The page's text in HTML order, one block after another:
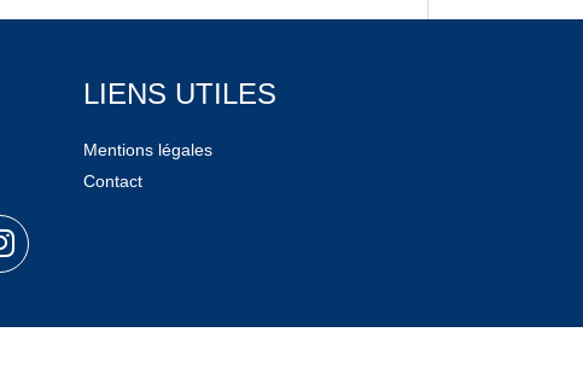
LIENS UTILES
Mentions légales
Contact